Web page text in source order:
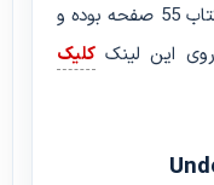
کامل و با زبانی ساده گفته شد. این کتاب 55 صفحه بوده و
این لینک کلیک